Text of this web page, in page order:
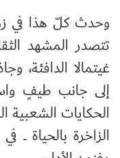
وحدث كلّ هذا في
تتصدر المشهد
غيتمالا الدافئة،
إلى جانب طيفٍ
الحكايات
الزاخرة بالحياة